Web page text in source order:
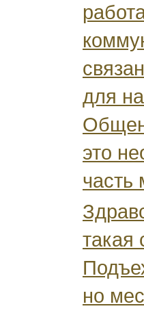
для
это
часть
такая
но